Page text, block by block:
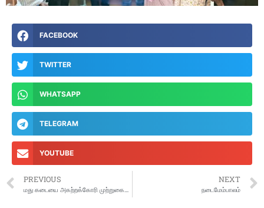
FACEBOOK
TWITTER
WHATSAPP
TELEGRAM
YOUTUBE
PREVIOUS
மது கடையை அகற்றக்கோரி முற்றுகைப் போராட்டம்
NEXT
நடைமேம்பாலம்